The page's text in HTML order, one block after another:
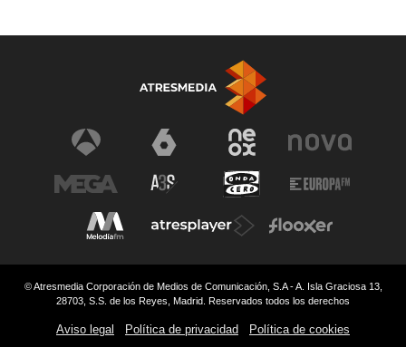
© Atresmedia Corporación de Medios de Comunicación, S.A - A. Isla Graciosa 13,
28703, S.S. de los Reyes, Madrid. Reservados todos los derechos
Aviso legal Política de privacidad Política de cookies